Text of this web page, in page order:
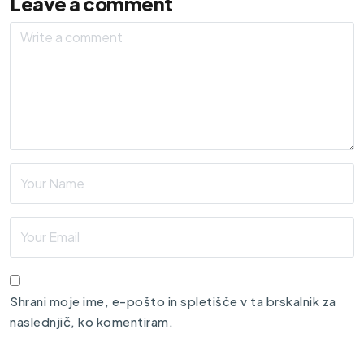
Shrani moje ime, e-pošto in spletišče v ta brskalnik za
naslednjič, ko komentiram.